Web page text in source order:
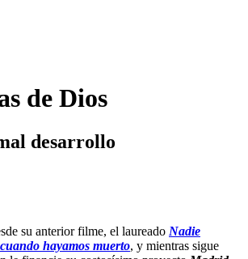
de Dios
desarrollo
su anterior filme, el laureado Nadie
hayamos muerto, y mientras sigue